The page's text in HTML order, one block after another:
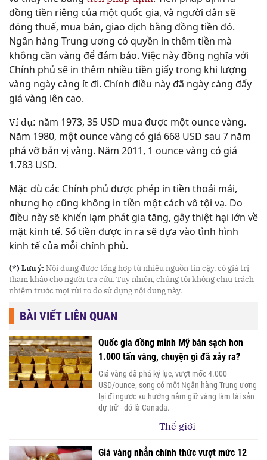
đồng tiền riêng của một quốc gia, và người dân sẽ
đóng thuế, mua bán, giao dịch bằng đồng tiền đó.
Ngân hàng Trung ương có quyền in thêm tiền mà
không cần vàng để đảm bảo. Việc này đồng nghĩa với
Chính phủ sẽ in thêm nhiều tiền giấy trong khi lượng
vàng ngày càng ít đi. Chính điều này đã ngày càng đẩy
giá vàng lên cao.
Ví dụ: năm 1973, 35 USD mua được một ounce vàng.
Năm 1980, một ounce vàng có giá 668 USD sau 7 năm
phá vỡ bản vị vàng. Năm 2011, 1 ounce vàng có giá
1.783 USD.
Mặc dù các Chính phủ được phép in tiền thoải mái,
nhưng họ cũng không in tiền một cách vô tội vạ. Do
điều này sẽ khiến lạm phát gia tăng, gây thiệt hại lớn về
mặt kinh tế. Số tiền được in ra sẽ dựa vào tình hình
kinh tế của mỗi chính phủ.
(*) Lưu ý: Nội dung được tổng hợp từ nhiều nguồn tin cậy, có giá trị
tham khảo cho người tra cứu. Tuy nhiên, chúng tôi không chịu trách
nhiệm trước mọi rủi ro do sử dụng nội dung này.
BÀI VIẾT LIÊN QUAN
Quốc gia đồng minh Mỹ bán sạch hơn
1.000 tấn vàng, chuyện gì đã xảy ra?
Giá vàng đã phá kỷ lục, vượt mốc 4.000
USD/ounce, song có một Ngân hàng Trung ương
lại đi ngược xu hướng nắm giữ vàng làm tài sản
dự trữ - đó là Canada.
Thế giới
Giá vàng nhẫn chính thức vượt mức 12